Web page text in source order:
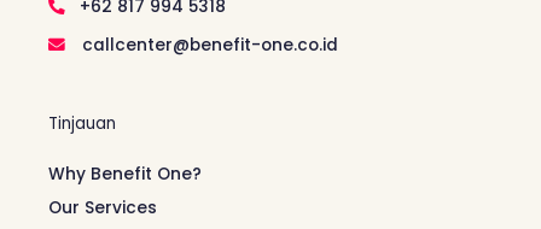
+62 817 994 5318
callcenter@benefit-one.co.id
Tinjauan
Why Benefit One?
Our Services